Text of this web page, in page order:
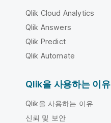
Qlik Cloud Analytics
Qlik Answers
Qlik Predict
Qlik Automate
Qlik을 사용하는 이유
Qlik을 사용하는 이유
신뢰 및 보안